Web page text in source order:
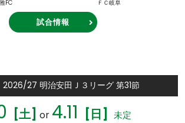
FC ＦＣ岐阜
試合情報
2026/27 明治安田Ｊ３リーグ 第31節
[土] or 4.11 [日] 未定